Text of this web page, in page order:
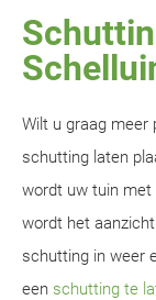
Wilt u graag meer
schutting laten
wordt uw tuin
wordt het
schutting in weer
een schutting te